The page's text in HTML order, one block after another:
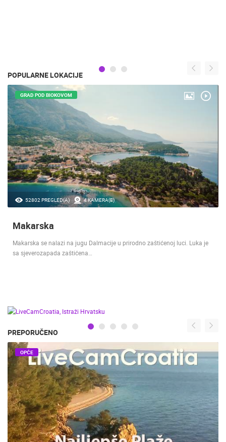
POPULARNE LOKACIJE
52802 PREGLED(A) 4 KAMERA(E)
GRAD POD BIOKOVOM
Makarska
Makarska se nalazi na jugu Dalmacije u prirodno zaštićenoj luci. Luka je
sa sjeverozapada zaštićena…
PREPORUČENO
OPĆE